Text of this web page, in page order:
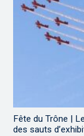
Fête du Trône |
des sauts